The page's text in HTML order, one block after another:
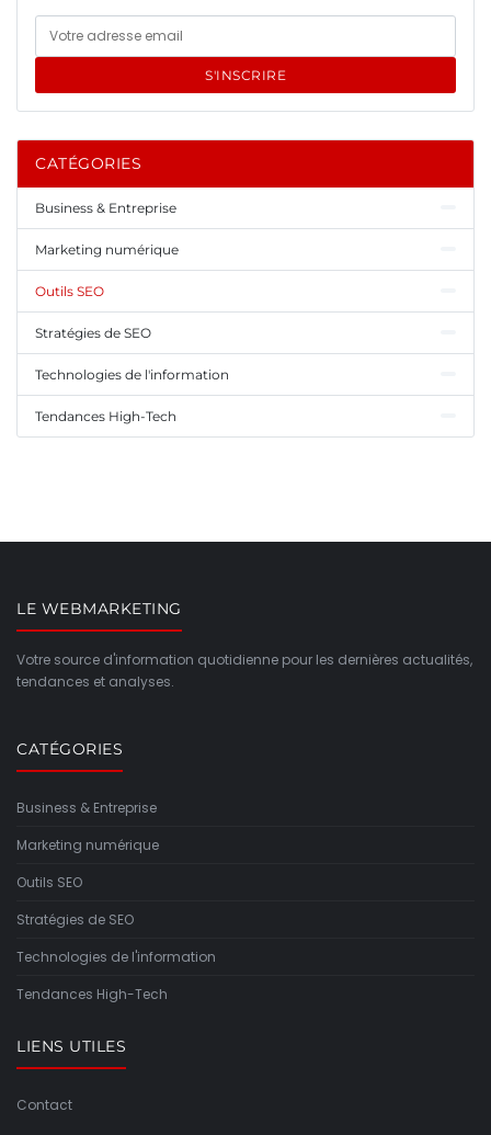
S'INSCRIRE
CATÉGORIES
Business & Entreprise
Marketing numérique
Outils SEO
Stratégies de SEO
Technologies de l'information
Tendances High-Tech
LE WEBMARKETING
Votre source d'information quotidienne pour les dernières actualités,
tendances et analyses.
CATÉGORIES
Business & Entreprise
Marketing numérique
Outils SEO
Stratégies de SEO
Technologies de l'information
Tendances High-Tech
LIENS UTILES
Contact